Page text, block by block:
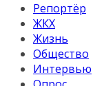
Репортёр
ЖКХ
Жизнь
Общество
Интервью